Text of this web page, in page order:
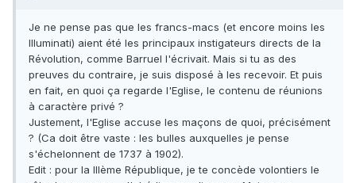
Je ne pense pas que les francs-macs (et encore moins les
Illuminati) aient été les principaux instigateurs directs de la
Révolution, comme Barruel l'écrivait. Mais si tu as des
preuves du contraire, je suis disposé à les recevoir. Et puis
en fait, en quoi ça regarde l'Eglise, le contenu de réunions
à caractère privé ?
Justement, l'Eglise accuse les maçons de quoi, précisément
? (Ca doit être vaste : les bulles auxquelles je pense
s'échelonnent de 1737 à 1902).
Edit : pour la IIIème République, je te concède volontiers le